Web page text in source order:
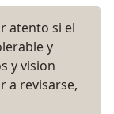
atento si el
y
y vision
a revisarse,